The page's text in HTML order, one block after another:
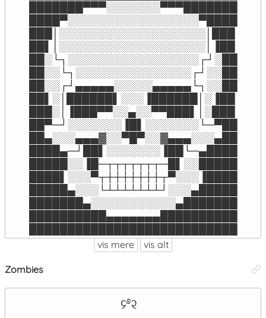
███████▀▀▀░░░░░░░▀▀▀███████
████▀░░░░░░░░░░░░░░░░░▀████
███│░░░░░░░░░░░░░░░░░░░│███
██▌│░░░░░░░░░░░░░░░░░░░│▐██
██░└┐░░░░░░░░░░░░░░░░░┌┘░██
██░░└┐░░░░░░░░░░░░░░░┌┘░░██
██░░┌┘▄▄▄▄▄░░░░░▄▄▄▄▄└┐░░██
██▌░│██████▌░░░▐██████│░▐██
███░│▐███▀▀░░▄░░▀▀███▌│░███
██▀─┘░░░░░░░▐█▌░░░░░░░└─▀██
██▄░░░▄▄▄▓░░▀█▀░░▓▄▄▄░░░▄██
████▄─┘██▌░░░░░░░▐██└─▄████
█████░░▐█─┬┬┬┬┬┬┬─█▌░░█████
████▌░░░▀┬┼┼┼┼┼┼┼┬▀░░░▐████
█████▄░░░└┴┴┴┴┴┴┴┘░░░▄█████
███████▄░░░░░░░░░░░▄███████
██████████▄▄▄▄▄▄▄██████████
vis mere vis alt
Zombies
  ᧔࿔᧓